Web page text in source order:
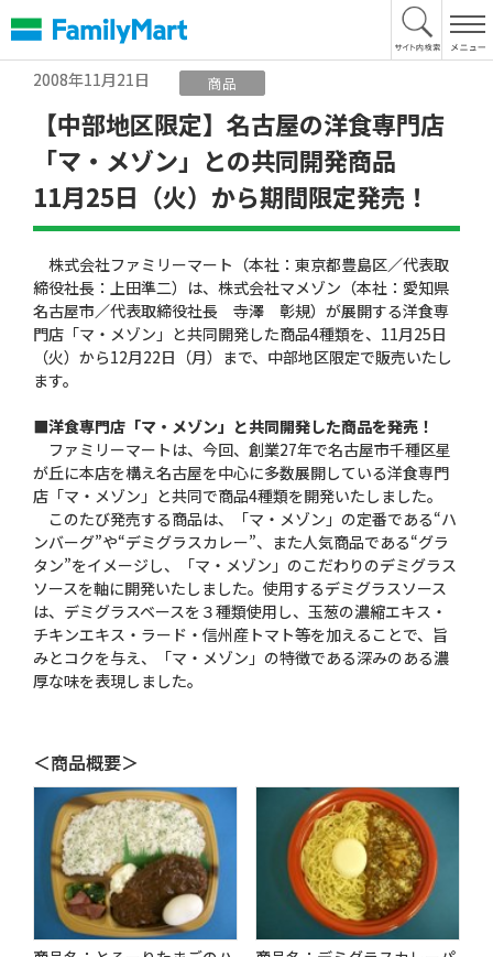
文
へ
2008年11月21日
商品
【中部地区限定】名古屋の洋食専門店
「マ・メゾン」との共同開発商品
11月25日（火）から期間限定発売！
株式会社ファミリーマート（本社：東京都豊島区／代表取
締役社長：上田準二）は、株式会社マメゾン（本社：愛知県
名古屋市／代表取締役社長 寺澤 彰規）が展開する洋食専
門店「マ・メゾン」と共同開発した商品4種類を、11月25日
（火）から12月22日（月）まで、中部地区限定で販売いたし
ます。
■洋食専門店「マ・メゾン」と共同開発した商品を発売！
ファミリーマートは、今回、創業27年で名古屋市千種区星
が丘に本店を構え名古屋を中心に多数展開している洋食専門
店「マ・メゾン」と共同で商品4種類を開発いたしました。
このたび発売する商品は、「マ・メゾン」の定番である“ハ
ンバーグ”や“デミグラスカレー”、また人気商品である“グラ
タン”をイメージし、「マ・メゾン」のこだわりのデミグラス
ソースを軸に開発いたしました。使用するデミグラスソース
は、デミグラスベースを３種類使用し、玉葱の濃縮エキス・
チキンエキス・ラード・信州産トマト等を加えることで、旨
みとコクを与え、「マ・メゾン」の特徴である深みのある濃
厚な味を表現しました。
＜商品概要＞